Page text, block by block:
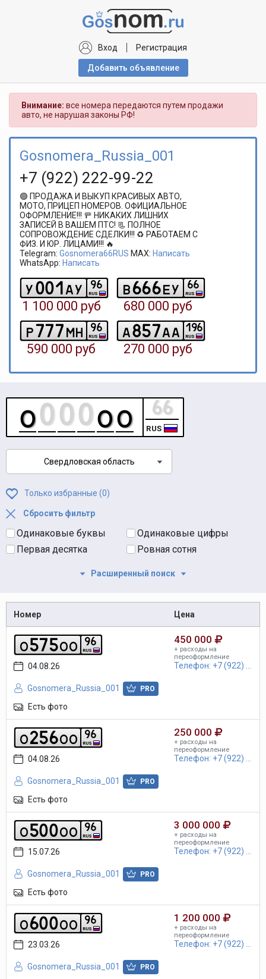
Вход Регистрация
Добавить объявлениe
Внимание: все номера передаются путем продажи
авто, не нарушая законы РФ!
Gosnomera_Russia_001
+7 (922) 222-99-22
🟢 ПРОДАЖА И ВЫКУП КРАСИВЫХ АВТО,
МОТО, ПРИЦЕП НОМЕРОВ. ОФИЦИАЛЬНОЕ
ОФОРМЛЕНИЕ!!! 🚥 НИКАКИХ ЛИШНИХ
ЗАПИСЕЙ В ВАШЕМ ПТС! 📃 ПОЛНОЕ
СОПРОВОЖДЕНИЕ СДЕЛКИ!!! ♻️ РАБОТАЕМ С
ФИЗ. И ЮР. ЛИЦАМИ!!! 🔥
Telegram: Gosnomera66RUS MAX: Написать
WhatsApp: Написать
y001ay RUS
96
1 100 000 руб
b666ey RUS
66
680 000 руб
p777mh RUS
96
590 000 руб
a857aa RUS
196
270 000 руб
RUS
Свердловская область
Только избранные (0)
Сбросить фильтр
Одинаковые буквы
Одинаковые цифры
Первая десятка
Ровная сотня
Расширенный поиск
Номер Цена
o575oo RUS
96
04.08.26
Gosnomera_Russia_001 PRO
Есть фото
450 000
+ расходы на
переоформление
Телефон: +7 (922) ...
o256oo RUS
96
04.08.26
Gosnomera_Russia_001 PRO
Есть фото
250 000
+ расходы на
переоформление
Телефон: +7 (922) ...
o500oo RUS
96
15.07.26
Gosnomera_Russia_001 PRO
Есть фото
3 000 000
+ расходы на
переоформление
Телефон: +7 (922) ...
o600oo RUS
96
23.03.26
Gosnomera_Russia_001 PRO
1 200 000
+ расходы на
переоформление
Телефон: +7 (922) ...